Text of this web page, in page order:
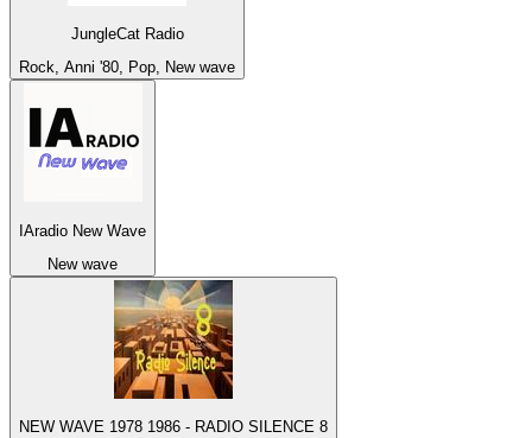
JungleCat Radio
Rock, Anni '80, Pop, New wave
IAradio New Wave
New wave
NEW WAVE 1978 1986 - RADIO SILENCE 8